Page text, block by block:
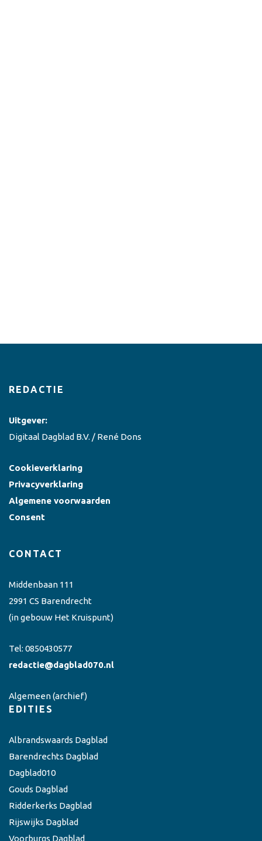
REDACTIE
Uitgever:
Digitaal Dagblad B.V. / René Dons
Cookieverklaring
Privacyverklaring
Algemene voorwaarden
Consent
CONTACT
Middenbaan 111
2991 CS Barendrecht
(in gebouw Het Kruispunt)
Tel: 0850430577
redactie@dagblad070.nl
Algemeen(archief)
EDITIES
Albrandswaards Dagblad
Barendrechts Dagblad
Dagblad010
Gouds Dagblad
Ridderkerks Dagblad
Rijswijks Dagblad
Voorburgs Dagblad